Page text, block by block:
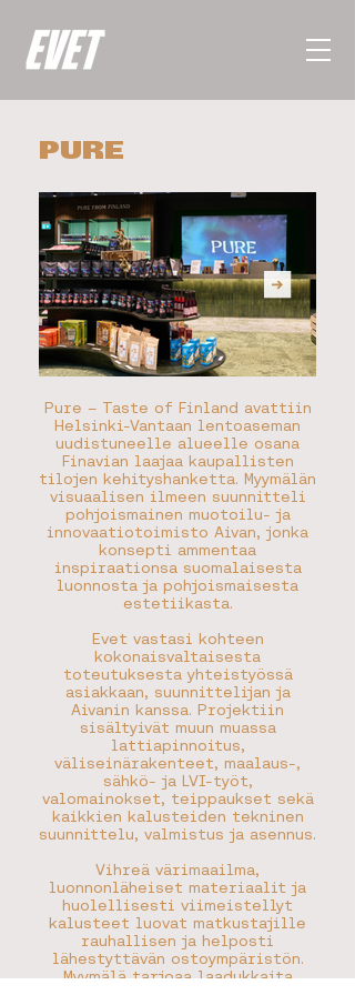
PURE
Pure – Taste of Finland avattiin
Helsinki-Vantaan lentoaseman
uudistuneelle alueelle osana
Finavian laajaa kaupallisten
tilojen kehityshanketta. Myymälän
visuaalisen ilmeen suunnitteli
pohjoismainen muotoilu- ja
innovaatiotoimisto Aivan, jonka
konsepti ammentaa
inspiraationsa suomalaisesta
luonnosta ja pohjoismaisesta
estetiikasta.
Evet vastasi kohteen
kokonaisvaltaisesta
toteutuksesta yhteistyössä
asiakkaan, suunnittelijan ja
Aivanin kanssa. Projektiin
sisältyivät muun muassa
lattiapinnoitus,
väliseinärakenteet, maalaus-,
sähkö- ja LVI-työt,
valomainokset, teippaukset sekä
kaikkien kalusteiden tekninen
suunnittelu, valmistus ja asennus.
Vihreä värimaailma,
luonnonläheiset materiaalit ja
huolellisesti viimeistellyt
kalusteet luovat matkustajille
rauhallisen ja helposti
lähestyttävän ostoympäristön.
Myymälä tarjoaa laadukkaita